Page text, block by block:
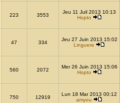
223 3553
Jeu 11 Juil 2013 10:13
Hopto
47 334
Jeu 27 Juin 2013 15:02
Linguere
560 2072
Mer 26 Juin 2013 15:06
Hopto
750 12919
Lun 18 Mar 2013 00:12
amyou